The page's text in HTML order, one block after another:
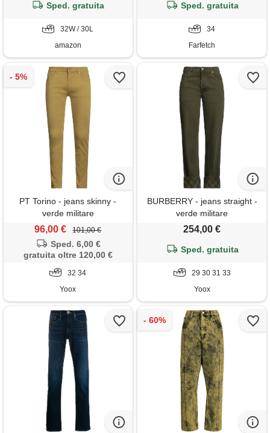
Sped. gratuita
32W / 30L
amazon
Sped. gratuita
34
Farfetch
PT Torino - jeans skinny -
verde militare
96,00 € 101,00 €
Sped. 6,00 €
gratuita oltre 120,00 €
32 34
Yoox
BURBERRY - jeans straight -
verde militare
254,00 €
Sped. gratuita
29 30 31 33
Yoox